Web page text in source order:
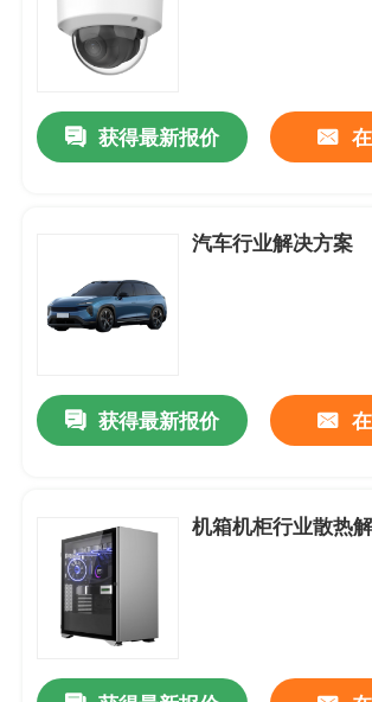
首页
联系我们
应用案例
DC-直流轴流风扇
DC-直流鼓风机
无框架-支架风扇
DC-直流横流风扇
获得最新报价
汽车行业解决方案
获得最新报价
机箱机柜行业散热